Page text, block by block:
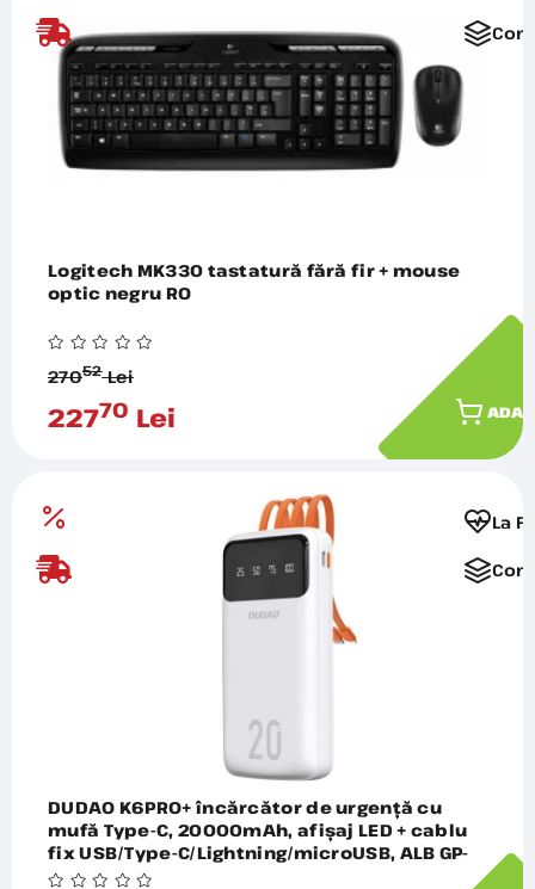
Logitech MK330 tastatură fără fir + mouse
optic negru RO
27052 Lei
22770 Lei
La
DUDAO K6PRO+ încărcător de urgență cu
mufă Type-C, 20000mAh, afișaj LED + cablu
fix USB/Type-C/Lightning/microUSB, ALB GP-
190674